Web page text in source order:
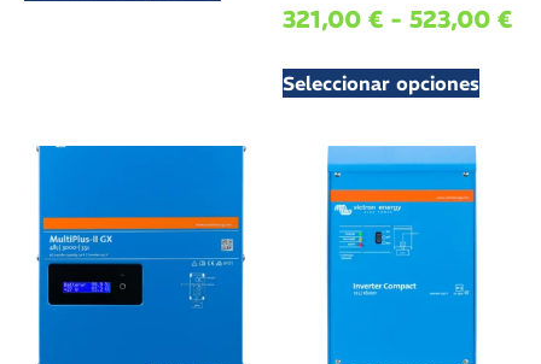
321,00 € - 523,00 €
Seleccionar opciones